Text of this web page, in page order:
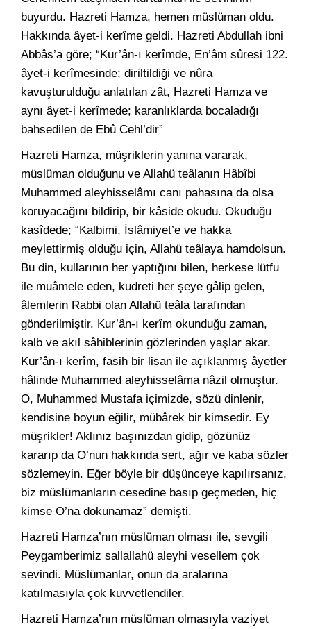
buyurdu. Hazreti Hamza, hemen müslüman oldu.
Hakkında âyet-i kerîme geldi. Hazreti Abdullah ibni
Abbâs’a göre; “Kur’ân-ı kerîmde, En’âm sûresi 122.
âyet-i kerîmesinde; diriltildiği ve nûra
kavuşturulduğu anlatılan zât, Hazreti Hamza ve
aynı âyet-i kerîmede; karanlıklarda bocaladığı
bahsedilen de Ebû Cehl’dir”
Hazreti Hamza, müşriklerin yanına vararak,
müslüman olduğunu ve Allahü teâlanın Hâbîbi
Muhammed aleyhisselâmı canı pahasına da olsa
koruyacağını bildirip, bir kâside okudu. Okuduğu
kasîdede; “Kalbimi, İslâmiyet’e ve hakka
meylettirmiş olduğu için, Allahü teâlaya hamdolsun.
Bu din, kullarının her yaptığını bilen, herkese lütfu
ile muâmele eden, kudreti her şeye gâlip gelen,
âlemlerin Rabbi olan Allahü teâla tarafından
gönderilmiştir. Kur’ân-ı kerîm okunduğu zaman,
kalb ve akıl sâhiblerinin gözlerinden yaşlar akar.
Kur’ân-ı kerîm, fasih bir lisan ile açıklanmış âyetler
hâlinde Muhammed aleyhisselâma nâzil olmuştur.
O, Muhammed Mustafa içimizde, sözü dinlenir,
kendisine boyun eğilir, mübârek bir kimsedir. Ey
müşrikler! Aklınız başınızdan gidip, gözünüz
kararıp da O’nun hakkında sert, ağır ve kaba sözler
sözlemeyin. Eğer böyle bir düşünceye kapılırsanız,
biz müslümanların cesedine basıp geçmeden, hiç
kimse O’na dokunamaz” demişti.
Hazreti Hamza’nın müslüman olması ile, sevgili
Peygamberimiz sallallahü aleyhi vesellem çok
sevindi. Müslümanlar, onun da aralarına
katılmasıyla çok kuvvetlendiler.
Hazreti Hamza’nın müslüman olmasıyla vaziyet